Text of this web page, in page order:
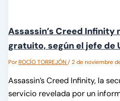
Assassin’s Creed Infinity
gratuito, según el jefe de
PorROCÍO TORREJÓN/2 de noviembre
Assassin’s Creed Infinity, la
servicio revelada por un